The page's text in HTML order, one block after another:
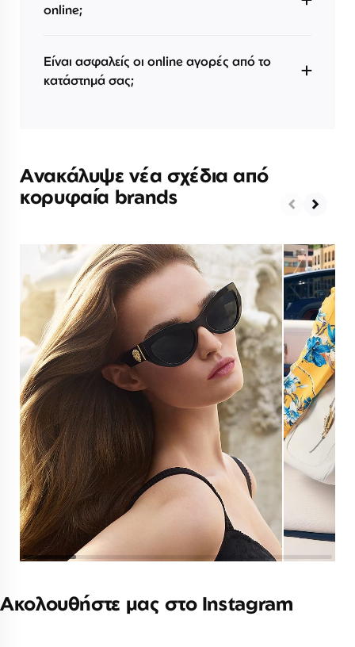
online;
Είναι ασφαλείς οι online αγορές από το
κατάστημά σας;
Ανακάλυψε νέα σχέδια από
κορυφαία brands
Ακολουθήστε μας στο Instagram